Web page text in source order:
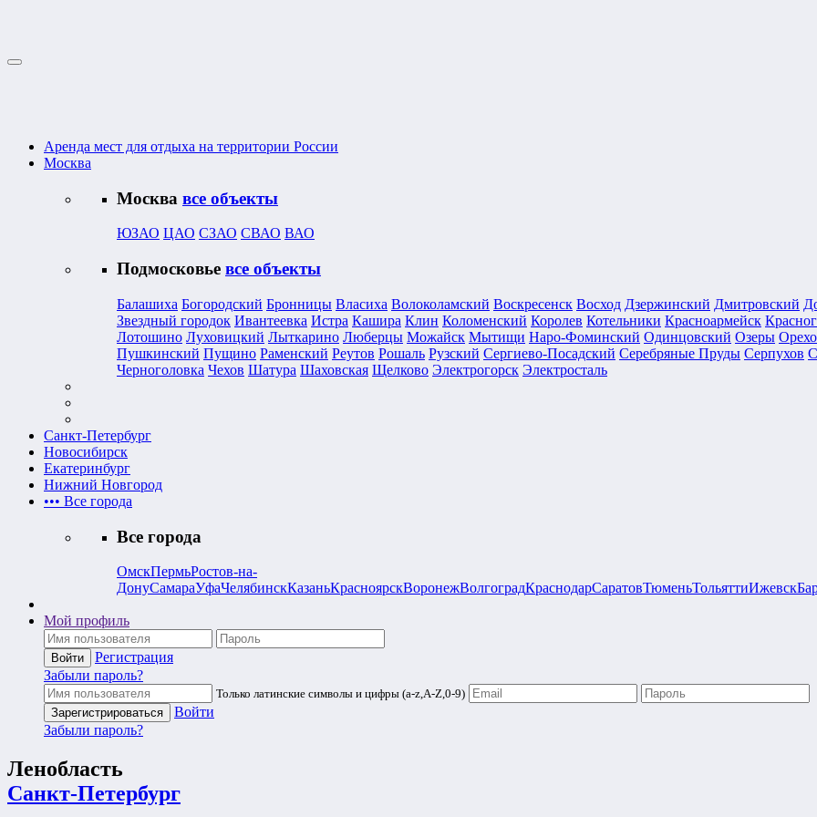
Аренда мест для отдыха на территории России
Москва
Москва все объекты
ЮЗАО ЦАО СЗАО СВАО ВАО
Подмосковье все объекты
Балашиха Богородский Бронницы Власиха Волоколамский Воскресенск Восход Дзержинский Дмитровский
Звездный городок Ивантеевка Истра Кашира Клин Коломенский Королев Котельники Красноармейск
Лотошино Луховицкий Лыткарино Люберцы Можайск Мытищи Наро-Фоминский Одинцовский Озеры
Пушкинский Пущино Раменский Реутов Рошаль Рузский Сергиево-Посадский Серебряные Пруды Серпухов
Черноголовка Чехов Шатура Шаховская Щелково Электрогорск Электросталь
Санкт-Петербург
Новосибирск
Екатеринбург
Нижний Новгород
••• Все города
Все города
ОмскПермьРостов-на-
ДонуСамараУфаЧелябинскКазаньКрасноярскВоронежВолгоградКраснодарСаратовТюменьТольяттиИжевск
Мой профиль
Регистрация
Забыли пароль?
Только латинские символы и цифры (a-z,A-Z,0-9)
Войти
Забыли пароль?
Ленобласть
Санкт-Петербург